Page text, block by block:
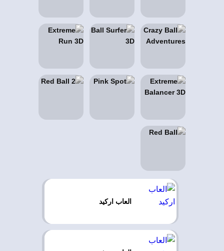
العاب اركيد